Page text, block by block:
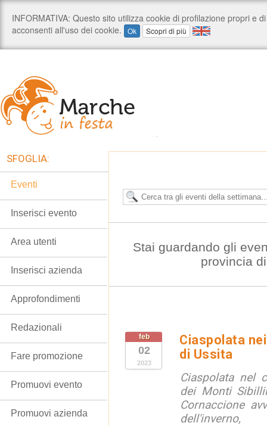
Stai guardando gli
provincia
feb
02
2023
Ciaspolata
di Ussita
Ciaspolata nel
dei Monti
Cornaccione
dell'inverno,
SFOGLIA:
Eventi
Inserisci evento
Area utenti
Inserisci azienda
Approfondimenti
Redazionali
Fare promozione
Promuovi evento
Promuovi azienda